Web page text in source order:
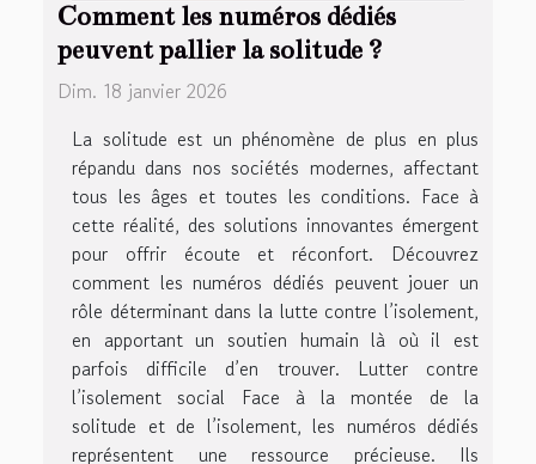
Comment les numéros dédiés
peuvent pallier la solitude ?
Dim. 18 janvier 2026
La solitude est un phénomène de plus en plus
répandu dans nos sociétés modernes, affectant
tous les âges et toutes les conditions. Face à
cette réalité, des solutions innovantes émergent
pour offrir écoute et réconfort. Découvrez
comment les numéros dédiés peuvent jouer un
rôle déterminant dans la lutte contre l’isolement,
en apportant un soutien humain là où il est
parfois difficile d’en trouver. Lutter contre
l’isolement social Face à la montée de la
solitude et de l’isolement, les numéros dédiés
représentent une ressource précieuse. Ils